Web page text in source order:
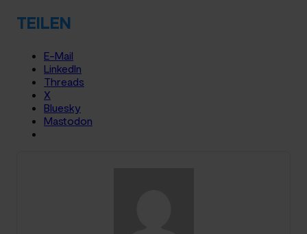
TEILEN
E-Mail
LinkedIn
Threads
X
Bluesky
Mastodon